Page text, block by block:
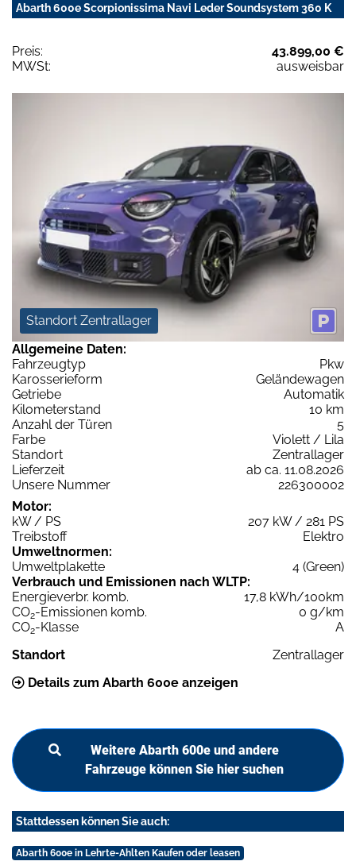
Abarth 600e Scorpionissima Navi Leder Soundsystem 360 K
Preis:
43.899,00 €
MWSt:
ausweisbar
Standort Zentrallager
Allgemeine Daten:
Fahrzeugtyp
Pkw
Karosserieform
Geländewagen
Getriebe
Automatik
Kilometerstand
10 km
Anzahl der Türen
5
Farbe
Violett / Lila
Standort
Zentrallager
Lieferzeit
ab ca. 11.08.2026
Unsere Nummer
226300002
Motor:
kW / PS
207 kW / 281 PS
Treibstoff
Elektro
Umweltnormen:
Umweltplakette
4 (Green)
Verbrauch und Emissionen nach WLTP:
Energieverbr. komb.
17,8 kWh/100km
CO2-Emissionen komb.
0 g/km
CO2-Klasse
A
Standort
Zentrallager
Details zum Abarth 600e anzeigen
Weitere Abarth 600e und andere
Fahrzeuge können Sie hier suchen
Stattdessen können Sie auch:
Abarth 600e in Lehrte-Ahlten Kaufen oder leasen